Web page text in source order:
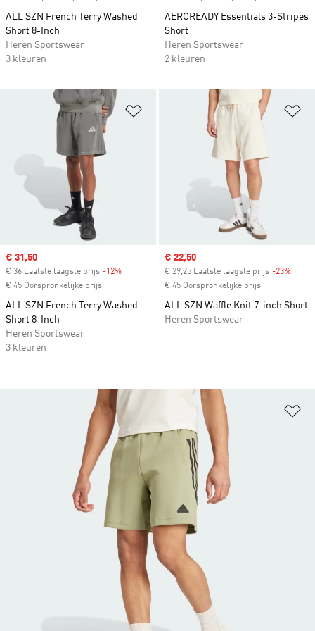
ALL SZN French Terry Washed
Short 8-Inch
Heren Sportswear
3 kleuren
AEROREADY Essentials 3-Stripes
Short
Heren Sportswear
2 kleuren
Op verlanglijst zetten
Sale price
€ 31,50
€ 36 Laatste laagste prijs -12%
€ 45 Oorspronkelijke prijs
ALL SZN French Terry Washed
Short 8-Inch
Heren Sportswear
3 kleuren
Sale price
€ 22,50
€ 29,25 Laatste laagste prijs -23%
€ 45 Oorspronkelijke prijs
ALL SZN Waffle Knit 7-inch Short
Heren Sportswear